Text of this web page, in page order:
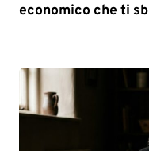
economico che ti